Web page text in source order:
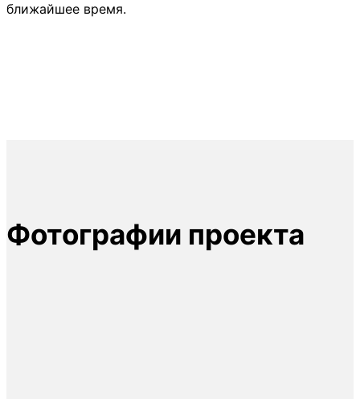
ближайшее время.
Фотографии проекта